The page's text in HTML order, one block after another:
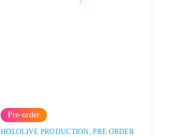
Pre-order
HOLOLIVE PRODUCTION,PRE ORDER